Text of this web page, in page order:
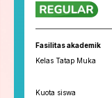
Fasilitas akademik
Kelas Tatap Muka
Kuota siswa